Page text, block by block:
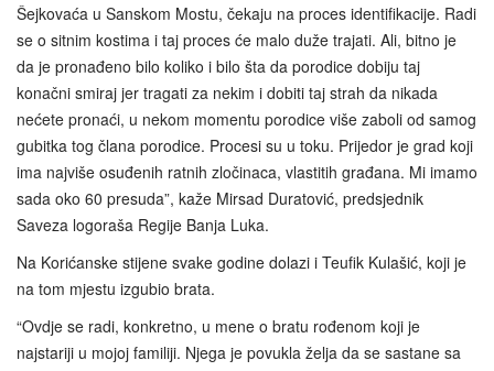
Šejkovaća u Sanskom Mostu, čekaju na proces identifikacije. Radi
se o sitnim kostima i taj proces će malo duže trajati. Ali, bitno je
da je pronađeno bilo koliko i bilo šta da porodice dobiju taj
konačni smiraj jer tragati za nekim i dobiti taj strah da nikada
nećete pronaći, u nekom momentu porodice više zaboli od samog
gubitka tog člana porodice. Procesi su u toku. Prijedor je grad koji
ima najviše osuđenih ratnih zločinaca, vlastitih građana. Mi imamo
sada oko 60 presuda”, kaže Mirsad Duratović, predsjednik
Saveza logoraša Regije Banja Luka.
Na Korićanske stijene svake godine dolazi i Teufik Kulašić, koji je
na tom mjestu izgubio brata.
“Ovdje se radi, konkretno, u mene o bratu rođenom koji je
najstariji u mojoj familiji. Njega je povukla želja da se sastane sa